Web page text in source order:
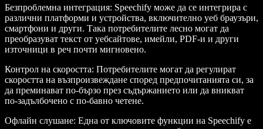
Безпроблемна интеграция: Speechify може да се интегрира с
различни платформи и устройства, включително уеб браузъри,
смартфони и други. Така потребителите лесно могат да
преобразуват текст от уебсайтове, имейли, PDF-и и други
източници в реч почти мигновено.
Контрол на скоростта: Потребителите могат да регулират
скоростта на възпроизвеждане според предпочитанията си, за
да преминават по-бързо през съдържанието или да вникват
по-задълбочено с по-бавно четене.
Офлайн слушане: Една от ключовите функции на Speechify е